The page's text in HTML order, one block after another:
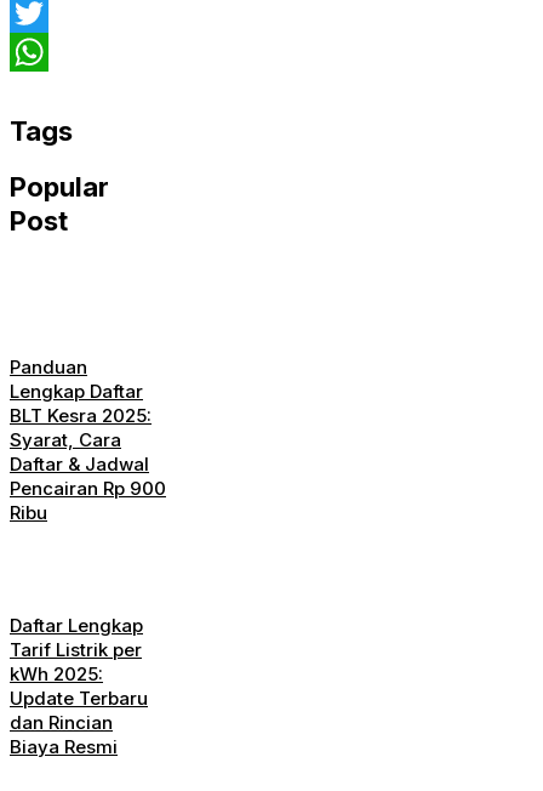
Facebook
Twitter
Tags
Popular
Post
Panduan
Lengkap Daftar
BLT Kesra 2025:
Syarat, Cara
Daftar & Jadwal
Pencairan Rp 900
Ribu
Daftar Lengkap
Tarif Listrik per
kWh 2025:
Update Terbaru
dan Rincian
Biaya Resmi